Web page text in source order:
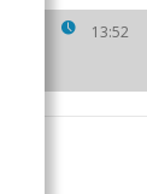
13:52